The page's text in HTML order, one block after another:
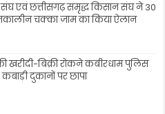
संघ एवं छत्तीसगढ़ समृद्ध किसान संघ ने 30
चक्का जाम का किया ऐलान
खरीदी-बिक्री रोकने कबीरधाम पुलिस
दुकानों पर छापा